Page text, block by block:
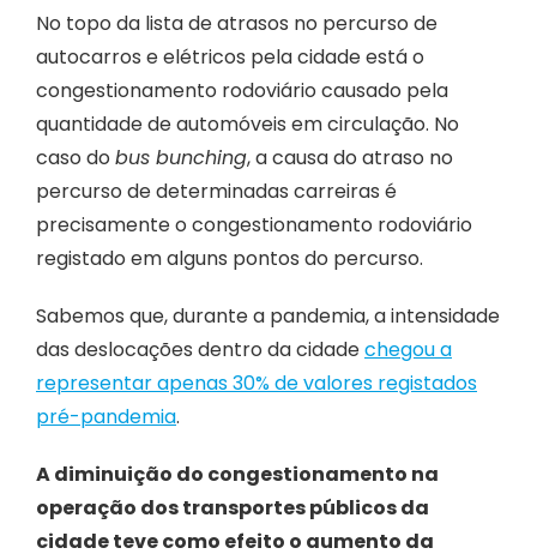
No topo da lista de atrasos no percurso de
autocarros e elétricos pela cidade está o
congestionamento rodoviário causado pela
quantidade de automóveis em circulação. No
caso do bus bunching, a causa do atraso no
percurso de determinadas carreiras é
precisamente o congestionamento rodoviário
registado em alguns pontos do percurso.
Sabemos que, durante a pandemia, a intensidade
das deslocações dentro da cidadechegou a
representar apenas 30% de valores registados
pré-pandemia.
A diminuição do congestionamento na
operação dos transportes públicos da
cidade teve como efeito o aumento da